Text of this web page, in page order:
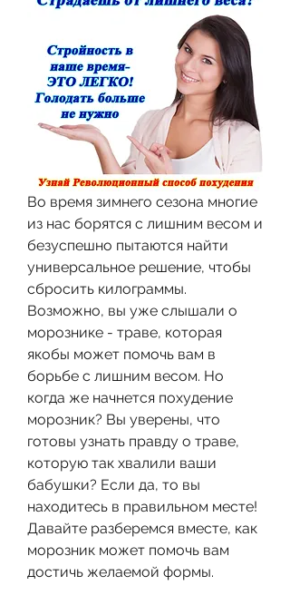
Во время зимнего сезона многие
из нас борятся с лишним весом и
безуспешно пытаются найти
универсальное решение, чтобы
сбросить килограммы.
Возможно, вы уже слышали о
морознике - траве, которая
якобы может помочь вам в
борьбе с лишним весом. Но
когда же начнется похудение
морозник? Вы уверены, что
готовы узнать правду о траве,
которую так хвалили ваши
бабушки? Если да, то вы
находитесь в правильном месте!
Давайте разберемся вместе, как
морозник может помочь вам
достичь желаемой формы.